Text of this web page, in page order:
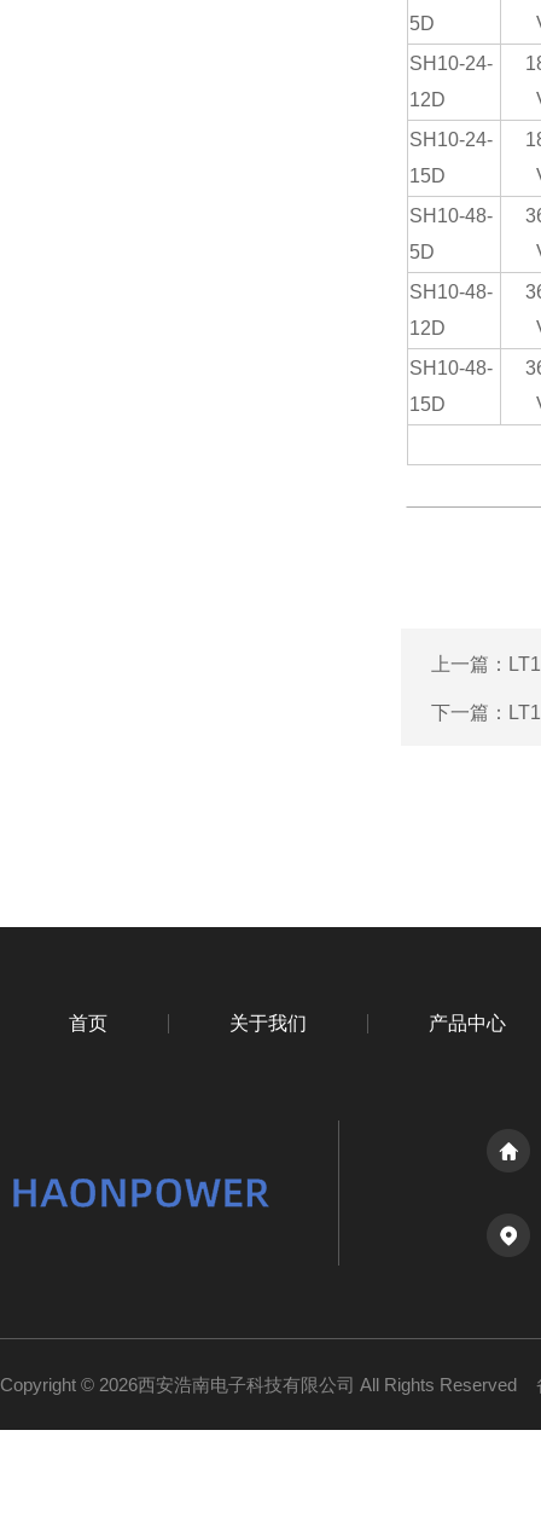
5D
SH 10-24-
12D
SH 10-24-
15D
SH10-48-
5D
SH10-48-
12D
SH10-48-
15D
上一篇：
下一篇：
首页 关于我们 产品中心
Copyright © 2026西安浩南电子科技有限公司 All Rights Reserved